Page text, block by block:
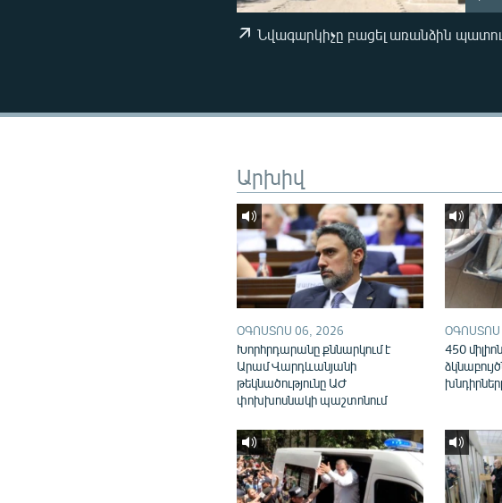
Նվագարկիչը բացել առանձին
Արխիվ
ՕԳՈՍՏՈՍ 06, 2026
Խորհրդարանը քննարկում է
Արամ Վարդևանյանի
թեկնածությունը ԱԺ
փոխխոսնակի պաշտոնում
ՕԳՈՍՏՈՍ
450